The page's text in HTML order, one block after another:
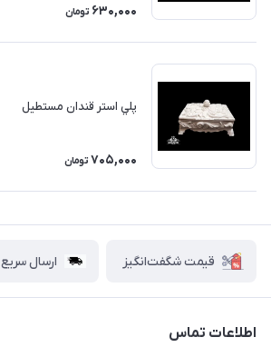
630,000 تومان
پلي استر قندان مستطيل
705,000 تومان
قیمت شگفت‌انگیز ارسال سریع
اطلاعات تماس